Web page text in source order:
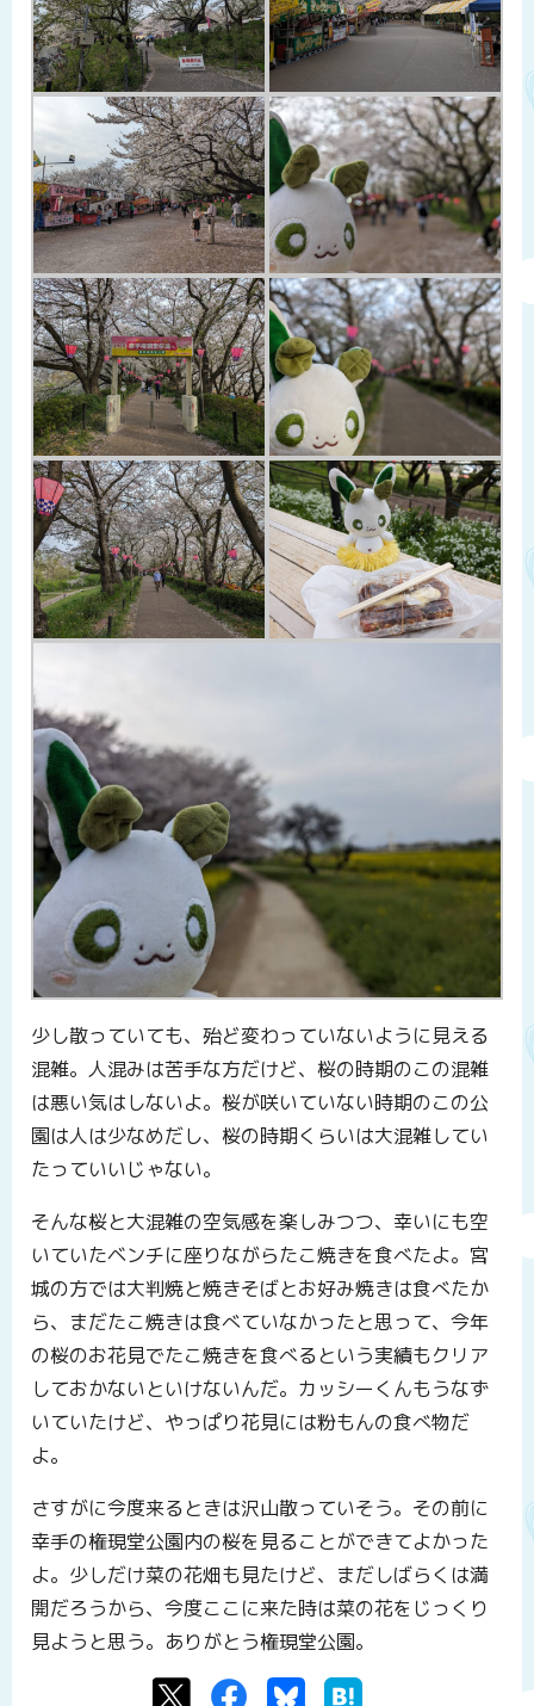
少し散っていても、殆ど変わっていないように見える
混雑。人混みは苦手な方だけど、桜の時期のこの混雑
は悪い気はしないよ。桜が咲いていない時期のこの公
園は人は少なめだし、桜の時期くらいは大混雑してい
たっていいじゃない。
そんな桜と大混雑の空気感を楽しみつつ、幸いにも空
いていたベンチに座りながらたこ焼きを食べたよ。宮
城の方では大判焼と焼きそばとお好み焼きは食べたか
ら、まだたこ焼きは食べていなかったと思って、今年
の桜のお花見でたこ焼きを食べるという実績もクリア
しておかないといけないんだ。カッシーくんもうなず
いていたけど、やっぱり花見には粉もんの食べ物だ
よ。
さすがに今度来るときは沢山散っていそう。その前に
幸手の権現堂公園内の桜を見ることができてよかった
よ。少しだけ菜の花畑も見たけど、まだしばらくは満
開だろうから、今度ここに来た時は菜の花をじっくり
見ようと思う。ありがとう権現堂公園。
TwitterFacebookBluesky はてなブックマーク